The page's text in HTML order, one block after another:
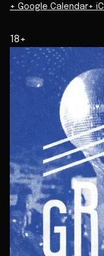
+ Google Calendar+
18+